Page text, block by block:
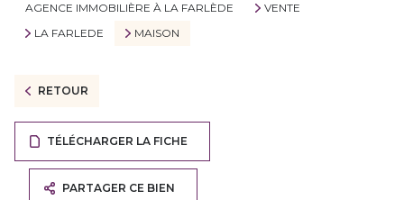
AGENCE IMMOBILIÈRE À LA FARLÈDE
VENTE
LA FARLEDE
MAISON
RETOUR
TÉLÉCHARGER LA FICHE
PARTAGER CE BIEN